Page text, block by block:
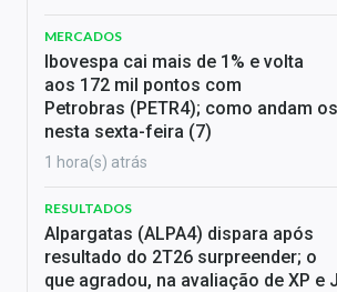
MERCADOS
Ibovespa cai mais de 1% e volta
aos 172 mil pontos com
Petrobras (PETR4); como andam
nesta sexta-feira (7)
1 hora(s) atrás
RESULTADOS
Alpargatas (ALPA4) dispara após
resultado do 2T26 surpreender; o
que agradou, na avaliação de XP e